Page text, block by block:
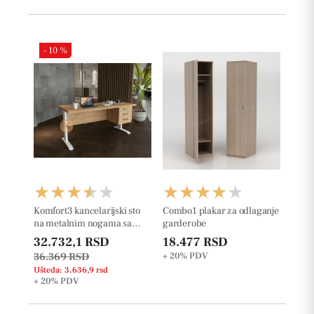
Komfort3 kancelarijski sto
na metalnim nogama sa
fiokama
- 10 %
32.732,1 RSD
36.369 RSD
Ušteda: 3.636,9 rsd
+ 20%PDV
Combo1 plakar za odlaganje
garderobe
18.477 RSD
+ 20%PDV